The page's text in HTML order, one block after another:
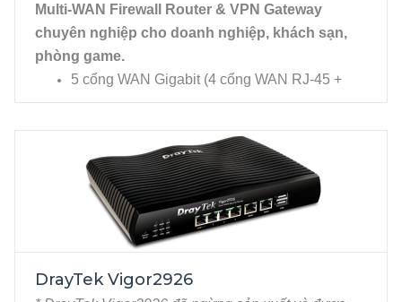
Multi-WAN Firewall Router & VPN Gateway
chuyên nghiệp cho doanh nghiệp, khách sạn,
phòng game.
5 cổng WAN Gigabit (4 cổng WAN RJ-45 +
1 cổng quang trực tiếp SFP), 2 cổng USB cho
phép kết nối USB 3G/4G, Printer....
DrayTek Vigor2926